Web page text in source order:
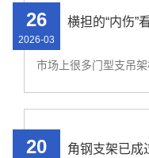
横担的“内伤”
26
2026-03
角钢支架已成
20